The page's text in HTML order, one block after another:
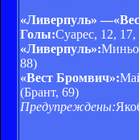
«Ливерпуль» —«
Голы:Суарес, 12,
«Ливерпуль»:
88)
«Вест Бромвич»:
(Брант, 69)
Предупреждены: